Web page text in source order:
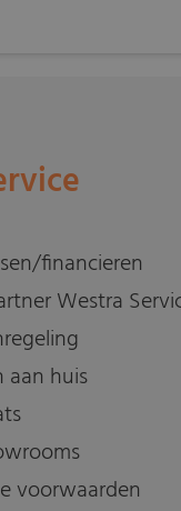
financieren
Westra
aan huis
voorwaarden